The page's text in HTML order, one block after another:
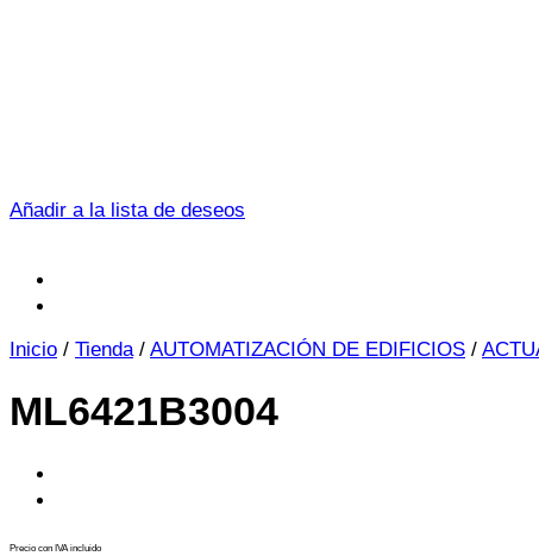
Añadir a la lista de deseos
Inicio / Tienda / AUTOMATIZACIÓN DE EDIFICIOS /
ML6421B3004
Precio con IVA incluido